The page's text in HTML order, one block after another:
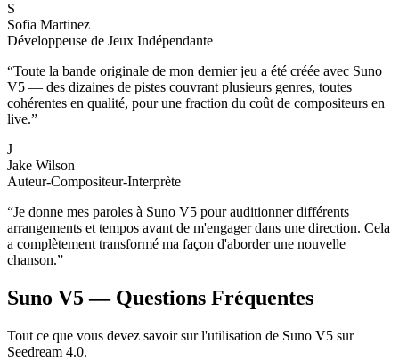
S
Sofia Martinez
Développeuse de Jeux Indépendante
“Toute la bande originale de mon dernier jeu a été créée avec Suno
V5 — des dizaines de pistes couvrant plusieurs genres, toutes
cohérentes en qualité, pour une fraction du coût de compositeurs en
live.”
J
Jake Wilson
Auteur-Compositeur-Interprète
“Je donne mes paroles à Suno V5 pour auditionner différents
arrangements et tempos avant de m'engager dans une direction. Cela
a complètement transformé ma façon d'aborder une nouvelle
chanson.”
Suno V5 — Questions Fréquentes
Tout ce que vous devez savoir sur l'utilisation de Suno V5 sur
Seedream 4.0.